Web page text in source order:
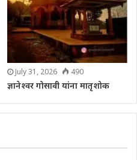
July 31, 2026 490
ज्ञानेश्वर गोसावी यांना मातृशोक